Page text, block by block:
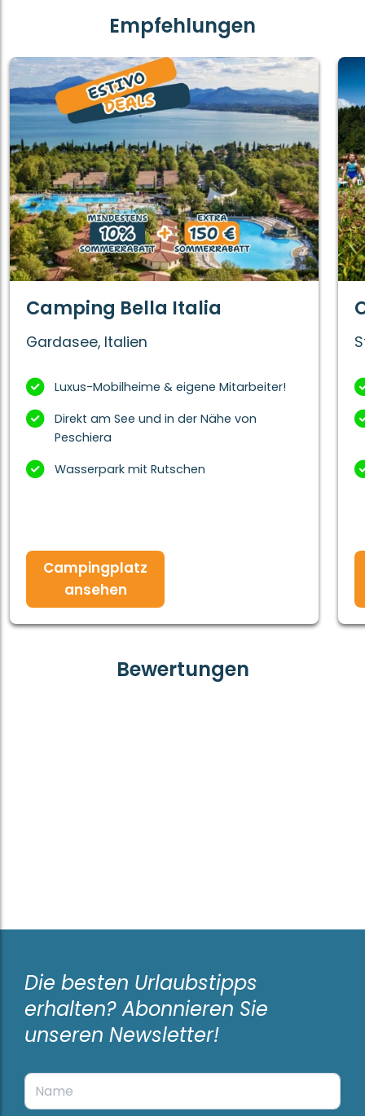
Empfehlungen
Camping Bella Italia
Gardasee, Italien
Luxus-Mobilheime & eigene Mitarbeiter!
Direkt am See und in der Nähe von
Peschiera
Wasserpark mit Rutschen
Campingplatz
ansehen
Bewertungen
Die besten Urlaubstipps
erhalten? Abonnieren Sie
unseren Newsletter!